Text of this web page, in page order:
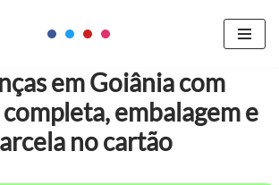
em Goiânia com
embalagem e
no cartão